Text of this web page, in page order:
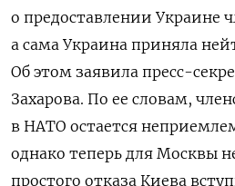
о предоставлении Украине
а сама Украина приняла
Об этом заявила пресс-
Захарова. По ее словам,
в НАТО остается
однако теперь для Москвы
простого отказа Киева